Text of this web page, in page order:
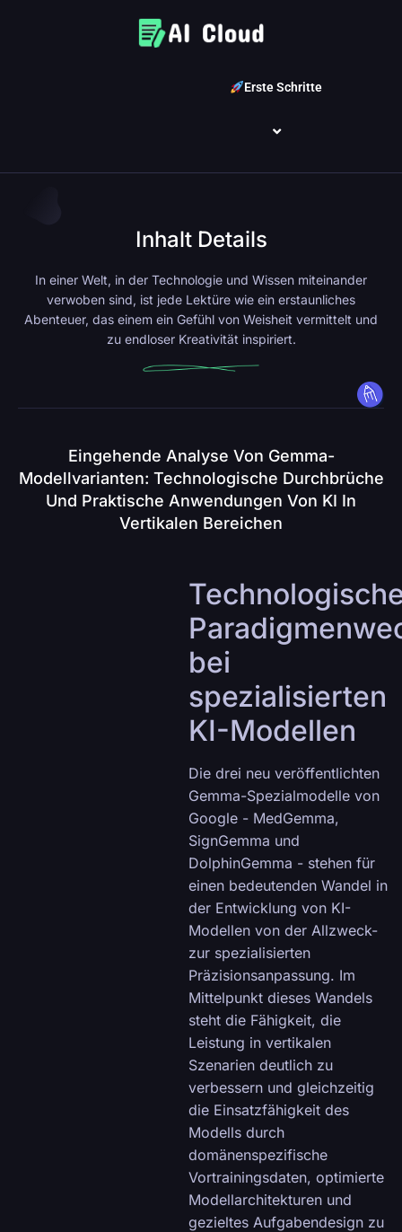
Erste Schritte
Inhalt Details
In einer Welt, in der Technologie und Wissen miteinander
verwoben sind, ist jede Lektüre wie ein erstaunliches
Abenteuer, das einem ein Gefühl von Weisheit vermittelt und
zu endloser Kreativität inspiriert.
Eingehende Analyse Von Gemma-
Modellvarianten: Technologische Durchbrüche
Und Praktische Anwendungen Von KI In
Vertikalen Bereichen
bei
spezialisierten
KI-Modellen
Die drei neu veröffentlichten
Gemma-Spezialmodelle von
Google - MedGemma,
SignGemma und
DolphinGemma - stehen für
einen bedeutenden Wandel in
der Entwicklung von KI-
Modellen von der Allzweck-
zur spezialisierten
Präzisionsanpassung. Im
Mittelpunkt dieses Wandels
steht die Fähigkeit, die
Leistung in vertikalen
Szenarien deutlich zu
verbessern und gleichzeitig
die Einsatzfähigkeit des
Modells durch
domänenspezifische
Vortrainingsdaten, optimierte
Modellarchitekturen und
gezieltes Aufgabendesign zu